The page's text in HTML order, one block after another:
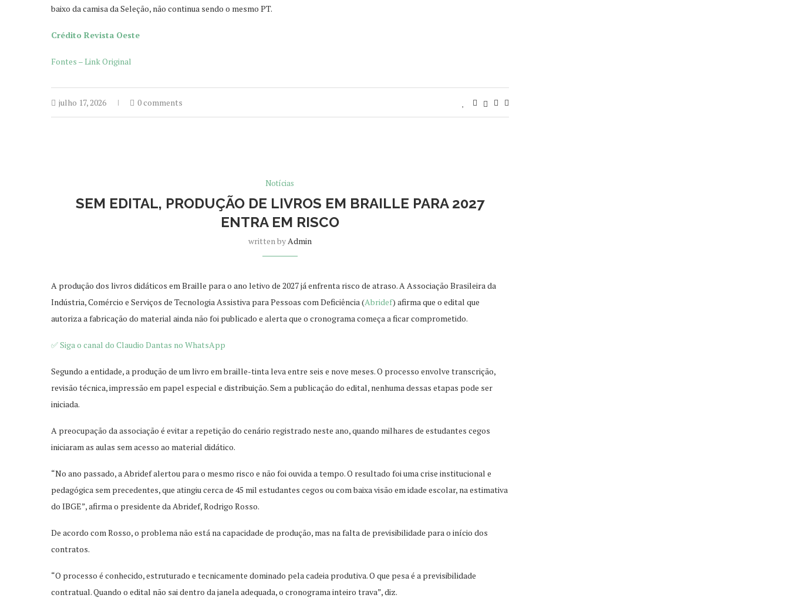
baixo da camisa da Seleção, não continua sendo o mesmo PT.
Crédito Revista Oeste
Fontes – Link Original
julho 17, 2026 0 comments
Notícias
SEM EDITAL, PRODUÇÃO DE LIVROS EM BRAILLE PARA 2027
ENTRA EM RISCO
written byAdmin
A produção dos livros didáticos em Braille para o ano letivo de 2027 já enfrenta risco de atraso. A Associação Brasileira da
Indústria, Comércio e Serviços de Tecnologia Assistiva para Pessoas com Deficiência (Abridef) afirma que o edital que
autoriza a fabricação do material ainda não foi publicado e alerta que o cronograma começa a ficar comprometido.
✅ Siga o canal do Claudio Dantas no WhatsApp
Segundo a entidade, a produção de um livro em braille-tinta leva entre seis e nove meses. O processo envolve transcrição,
revisão técnica, impressão em papel especial e distribuição. Sem a publicação do edital, nenhuma dessas etapas pode ser
iniciada.
A preocupação da associação é evitar a repetição do cenário registrado neste ano, quando milhares de estudantes cegos
iniciaram as aulas sem acesso ao material didático.
“No ano passado, a Abridef alertou para o mesmo risco e não foi ouvida a tempo. O resultado foi uma crise institucional e
pedagógica sem precedentes, que atingiu cerca de 45 mil estudantes cegos ou com baixa visão em idade escolar, na estimativa
do IBGE”, afirma o presidente da Abridef, Rodrigo Rosso.
De acordo com Rosso, o problema não está na capacidade de produção, mas na falta de previsibilidade para o início dos
contratos.
“O processo é conhecido, estruturado e tecnicamente dominado pela cadeia produtiva. O que pesa é a previsibilidade
contratual. Quando o edital não sai dentro da janela adequada, o cronograma inteiro trava”, diz.